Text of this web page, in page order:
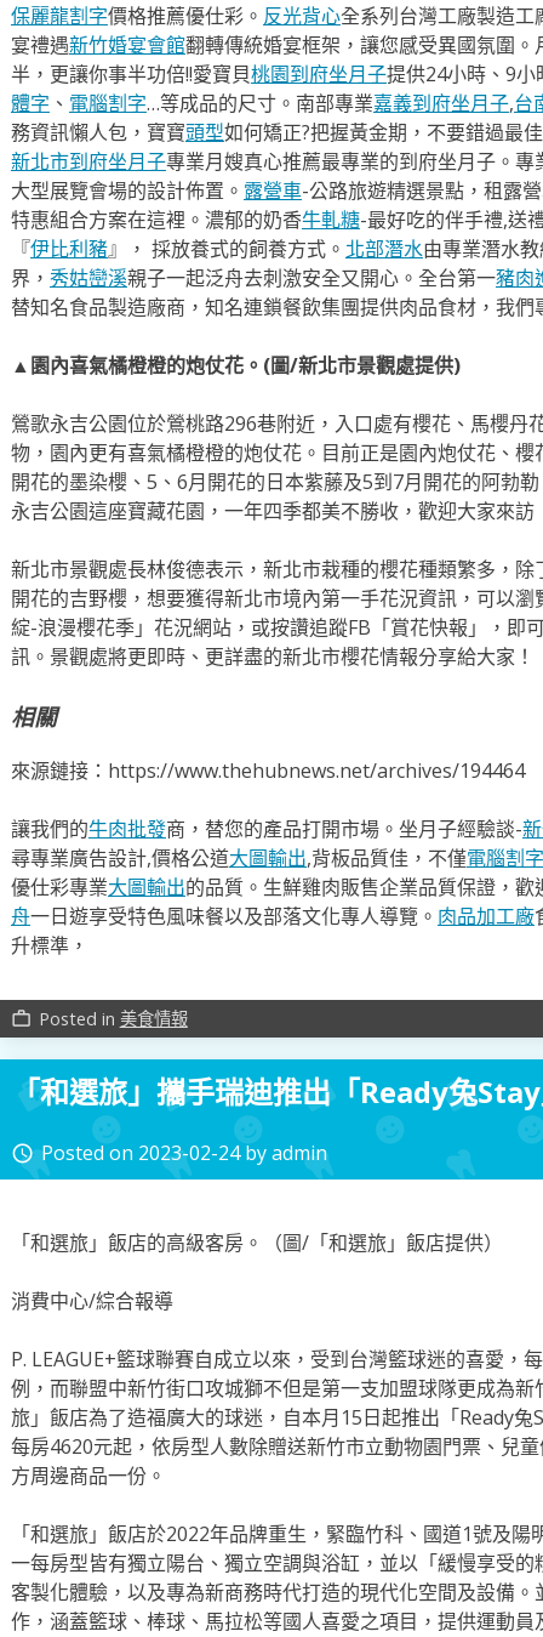
保麗龍割字價格推薦優仕彩。 反光背心全系列台灣工廠製造
宴禮遇新竹婚宴會館翻轉傳統婚宴框架，讓您感受異國氛圍。
半，更讓你事半功倍!!愛寶貝桃園到府坐月子提供24小時、9
體字 、 電腦割字…等成品的尺寸。南部專業嘉義到府坐月子,台
務資訊懶人包，寶寶頭型如何矯正?把握黃金期，不要錯過最
新北市到府坐月子專業月嫂真心推薦最專業的到府坐月子。專
大型展覽會場的設計佈置。 露營車-公路旅遊精選景點，租露
特惠組合方案在這裡。濃郁的奶香牛軋糖-最好吃的伴手禮,送
『伊比利豬』， 採放養式的飼養方式。 北部潛水由專業潛水
界， 秀姑巒溪親子一起泛舟去​刺激安全又開心。全台第一豬肉
替知名食品製造廠商，知名連鎖餐飲集團提供肉品食材，我
▲園內喜氣橘橙橙的炮仗花。(圖/新北市景觀處提供)
鶯歌永吉公園位於鶯桃路296巷附近，入口處有櫻花、馬櫻丹
物，園內更有喜氣橘橙橙的炮仗花。目前正是園內炮仗花、
開花的墨染櫻、5、6月開花的日本紫藤及5到7月開花的阿勃
永吉公園這座寶藏花園，一年四季都美不勝收，歡迎大家來訪
新北市景觀處長林俊德表示，新北市栽種的櫻花種類繁多，
開花的吉野櫻，想要獲得新北市境內第一手花況資訊，可以
綻-浪漫櫻花季」花況網站，或按讚追蹤FB「賞花快報」，即
訊。景觀處將更即時、更詳盡的新北市櫻花情報分享給大家！
相關
來源鏈接：https://www.thehubnews.net/archives/194464
讓我們的牛肉批發商，替您的產品打開市場。坐月子經驗談-
尋專業廣告設計,價格公道大圖輸出,背板品質佳，不僅電腦割字
優仕彩專業大圖輸出的品質。生鮮雞肉販售企業品質保證，歡
舟一日遊享受特色風味餐以及部落文化專人導覽。 肉品加工廠
升標準，
work_outline Posted in 美食情報
「和選旅」攜手瑞迪推出「Ready兔
access_time Posted on 2023-02-24byadmin
「和選旅」飯店的高級客房。（圖/「和選旅」飯店提供）
消費中心/綜合報導
P. LEAGUE+籃球聯賽自成立以來，受到台灣籃球迷的喜愛，
例，而聯盟中新竹街口攻城獅不但是第一支加盟球隊更成為
旅」飯店為了造福廣大的球迷，自本月15日起推出「Ready
每房4620元起，依房型人數除贈送新竹市立動物園門票、兒
方周邊商品一份。
「和選旅」飯店於2022年品牌重生，緊臨竹科、國道1號及
一每房型皆有獨立陽台、獨立空調與浴缸，並以「緩慢享受
客製化體驗，以及專為新商務時代打造的現代化空間及設備
作，涵蓋籃球、棒球、馬拉松等國人喜愛之項目，提供運動